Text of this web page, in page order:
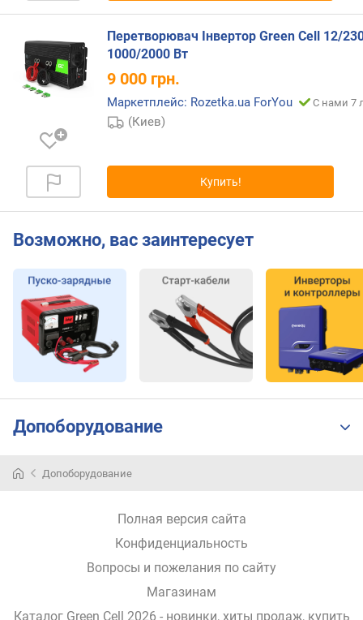
Перетворювач Інвертор Green Cell 12/
1000/2000 Вт
9 000 грн.
Маркетплейс: Rozetka.ua ForYou С нами 7
(Киев)
Купить!
Возможно, вас заинтересует
Допоборудование
Допоборудование
Полная версия сайта
Конфиденциальность
Вопросы и пожелания по сайту
Магазинам
Каталог Green Cell 2026 - новинки, хиты продаж, купить